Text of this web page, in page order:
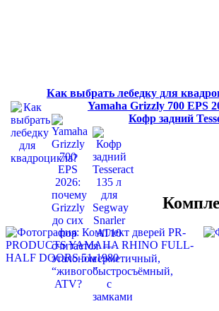
Как выбрать лебедку для
Yamaha Grizzly 700 EPS
Кофр задний